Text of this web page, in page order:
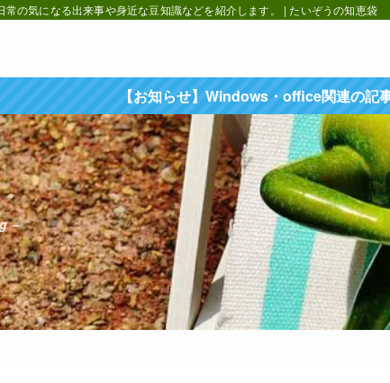
常の気になる出来事や身近な豆知識などを紹介します。 | たいぞうの知恵袋
【お知らせ】Windows・office関連の記
–